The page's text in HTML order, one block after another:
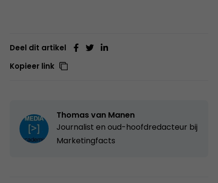
Deel dit artikel
Kopieer link
Thomas van Manen
Journalist en oud-hoofdredacteur bij
Marketingfacts